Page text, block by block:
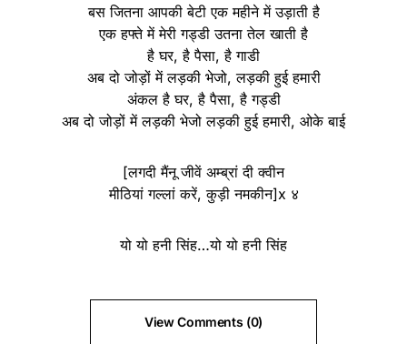
बस जितना आपकी बेटी एक महीने में उड़ाती है
एक हफ्ते में मेरी गड्डी उतना तेल खाती है
है घर, है पैसा, है गाडी
अब दो जोड़ों में लड़की भेजो, लड़की हुई हमारी
अंकल है घर, है पैसा, है गड्डी
अब दो जोड़ों में लड़की भेजो लड़की हुई हमारी, ओके बाई
[लगदी मैंनू जीवें अम्ब्रां दी क्वीन
मीठियां गल्लां करें, कुड़ी नमकीन]x ४
यो यो हनी सिंह…यो यो हनी सिंह
View Comments (0)